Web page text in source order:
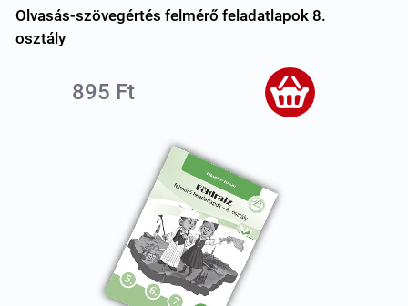
Olvasás-szövegértés felmérő feladatlapok 8.
osztály
895 Ft